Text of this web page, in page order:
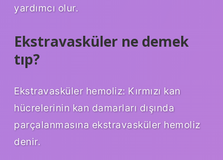
yardımcı olur.
Ekstravasküler ne demek
tıp?
Ekstravasküler hemoliz: Kırmızı kan
hücrelerinin kan damarları dışında
parçalanmasına ekstravasküler hemoliz
denir.